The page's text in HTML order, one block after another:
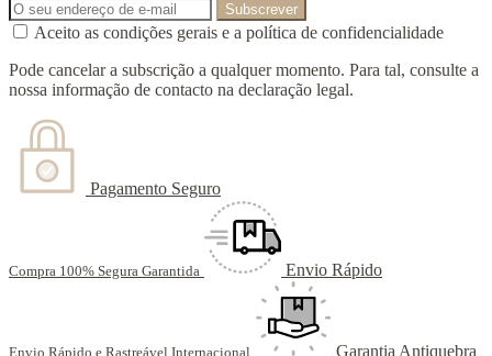
Aceito as condições gerais e a política de confidencialidade
Pode cancelar a subscrição a qualquer momento. Para tal, consulte a
nossa informação de contacto na declaração legal.
Pagamento Seguro
Compra 100% Segura Garantida Envio Rápido
Envio Rápido e Rastreável Internacional Garantia Antiquebra